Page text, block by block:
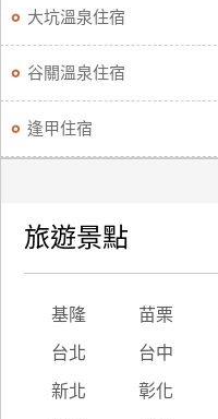
大坑溫泉住宿
谷關溫泉住宿
逢甲住宿
旅遊景點
基隆 苗栗
台北 台中
新北 彰化